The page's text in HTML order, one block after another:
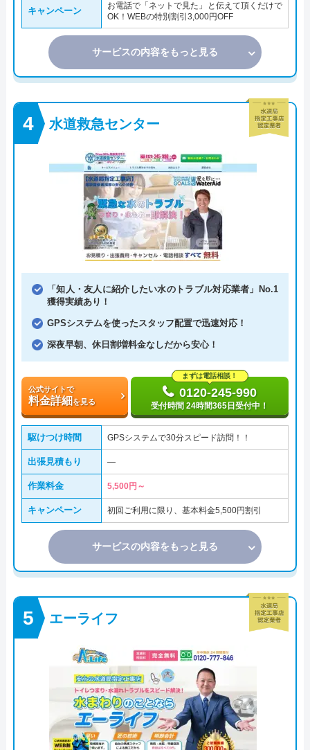
キャンペーン
お電話で「ネットで見た」と伝えて頂くだけで
OK！WEBの特別割引3,000円OFF
サービスの内容をもっと見る
水道救急センター
「知人・友人に紹介したい水のトラブル対応業者」No.1
獲得実績あり！
GPSシステムを使ったスタッフ配置で迅速対応！
深夜早朝、休日割増料金なしだから安心！
公式サイトで
料金詳細を見る
まずは電話相談！
0120-245-990
受付時間 24時間365日受付中！
駆けつけ時間 GPSシステムで30分スピード訪問！！
出張見積もり ―
作業料金 5,500円～
キャンペーン 初回ご利用に限り、基本料金5,500円割引
サービスの内容をもっと見る
エーライフ